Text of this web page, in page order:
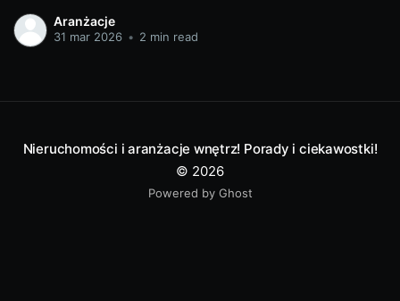
wpływa na proces nabywania nieruchomości? Czy
warto skorzystać z jego usług? W niniejszym artykule
rzeczoznawcy majątkowego1. Czym jest
Aranżacje
31 mar 2026 • 2 min read
Nieruchomości i aranżacje wnętrz! Porady i ciekawostki!
© 2026
Powered by Ghost